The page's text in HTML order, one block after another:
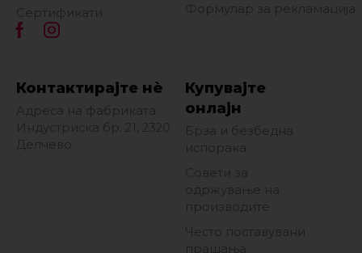
Сертификати
Формулар за рекламација
Контактирајте нè
Адреса на фабриката:
Индустриска бр. 21, 2320
Делчево
Купувајте
онлајн
Брза и безбедна
испорака
Совети за
одржување на
производите
Често поставувани
прашања